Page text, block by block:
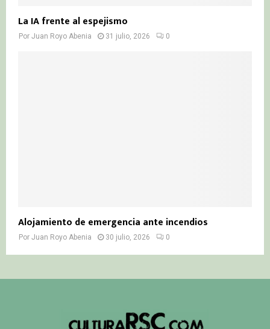
La IA frente al espejismo
Por Juan Royo Abenia 31 julio, 2026 0
Alojamiento de emergencia ante incendios
Por Juan Royo Abenia 30 julio, 2026 0